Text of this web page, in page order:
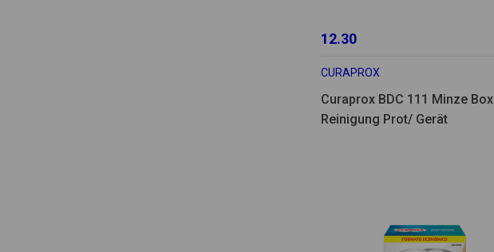
12.30
CURAPROX
Curaprox BDC 111 Minze Box
Reinigung Prot/ Gerät